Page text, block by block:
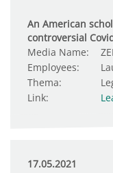
An American
controversial
Media Name:
Employees:
Thema:
Link:
17.05.2021